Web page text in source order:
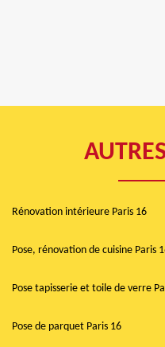
Rénovation intérieure Paris 16
Pose, rénovation de cuisine Paris
Pose tapisserie et toile de verre
Pose de parquet Paris 16